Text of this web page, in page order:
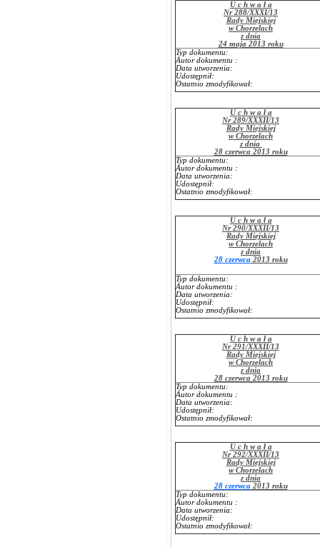
U c h w a ł a
Nr 288/XXXI/13
Rady Miejskiej
w Chorzelach
z dnia
24 maja 2013 roku
Typ dokumentu:
Autor dokumentu :
Data utworzenia:
Udostępnił:
Ostatnio zmodyfikował:
U c h w a ł a
Nr 289/XXXII/13
Rady Miejskiej
w Chorzelach
z dnia
28 czerwca 2013 roku
Typ dokumentu:
Autor dokumentu :
Data utworzenia:
Udostępnił:
Ostatnio zmodyfikował:
U c h w a ł a
Nr 290/XXXII/13
Rady Miejskiej
w Chorzelach
z dnia
28 czerwca2013 roku
Typ dokumentu:
Autor dokumentu :
Data utworzenia:
Udostępnił:
Ostatnio zmodyfikował:
U c h w a ł a
Nr 291/XXXII/13
Rady Miejskiej
w Chorzelach
z dnia
28 czerwca 2013 roku
Typ dokumentu:
Autor dokumentu :
Data utworzenia:
Udostępnił:
Ostatnio zmodyfikował:
U c h w a ł a
Nr 292/XXXII/13
Rady Miejskiej
w Chorzelach
z dnia
28 czerwca2013 roku
Typ dokumentu:
Autor dokumentu :
Data utworzenia:
Udostępnił:
Ostatnio zmodyfikował: